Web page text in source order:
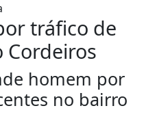
tráfico de
homem por
no bairro